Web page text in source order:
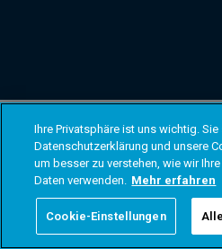
Ihre Privatsphäre ist uns wichtig.
Datenschutzerklärung und unsere
um besser zu verstehen, wie wir
Daten verwenden. Mehr erfahren
Cookie-Einstellungen